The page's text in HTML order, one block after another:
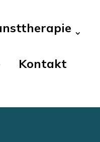
Kontakt